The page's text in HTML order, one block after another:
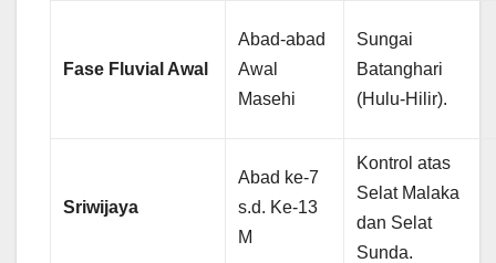
Fase Fluvial Awal
Abad-abad
Awal
Masehi
Sungai
Batanghari
(Hulu-Hilir).
Sriwijaya
Abad ke-7
s.d. Ke-13
M
Kontrol atas
Selat Malaka
dan Selat
Sunda.